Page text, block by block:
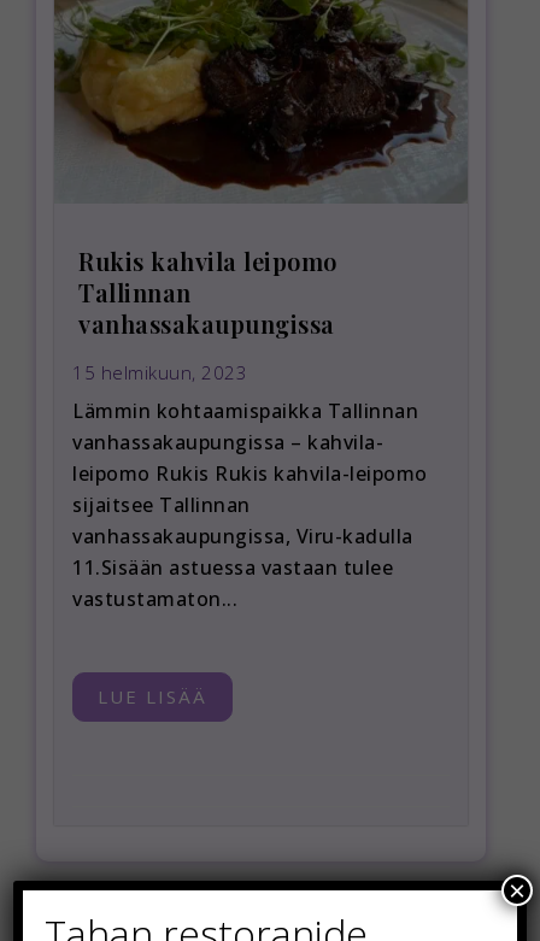
Rukis kahvila leipomo
Tallinnan
vanhassakaupungissa
15 helmikuun, 2023
Lämmin kohtaamispaikka Tallinnan
vanhassakaupungissa – kahvila-
leipomo Rukis Rukis kahvila-leipomo
sijaitsee Tallinnan
vanhassakaupungissa, Viru-kadulla
11.Sisään astuessa vastaan tulee
vastustamaton...
LUE LISÄÄ
×